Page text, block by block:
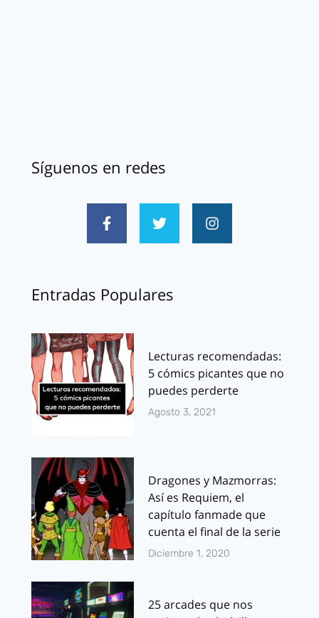
Síguenos en redes
Entradas Populares
Lecturas recomendadas:
5 cómics picantes que no
puedes perderte
Agosto 3, 2021
Dragones y Mazmorras:
Así es Requiem, el
capítulo fanmade que
cuenta el final de la serie
Diciembre 1, 2020
25 arcades que nos